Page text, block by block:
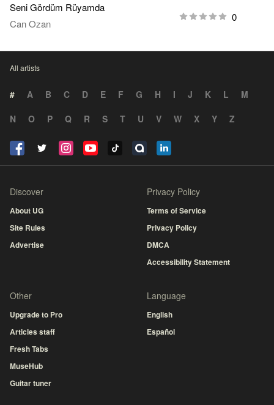
Seni Gördüm Rüyamda
Can Ozan
0
All artists
# A B C D E F G H I J K L
M
N
O P Q R S T U V W X Y Z
Discover
About UG
Site Rules
Advertise
Privacy Policy
Terms of Service
Privacy Policy
DMCA
Accessibility Statement
Other
Upgrade to Pro
Articles staff
Fresh Tabs
MuseHub
Guitar tuner
Language
English
Español